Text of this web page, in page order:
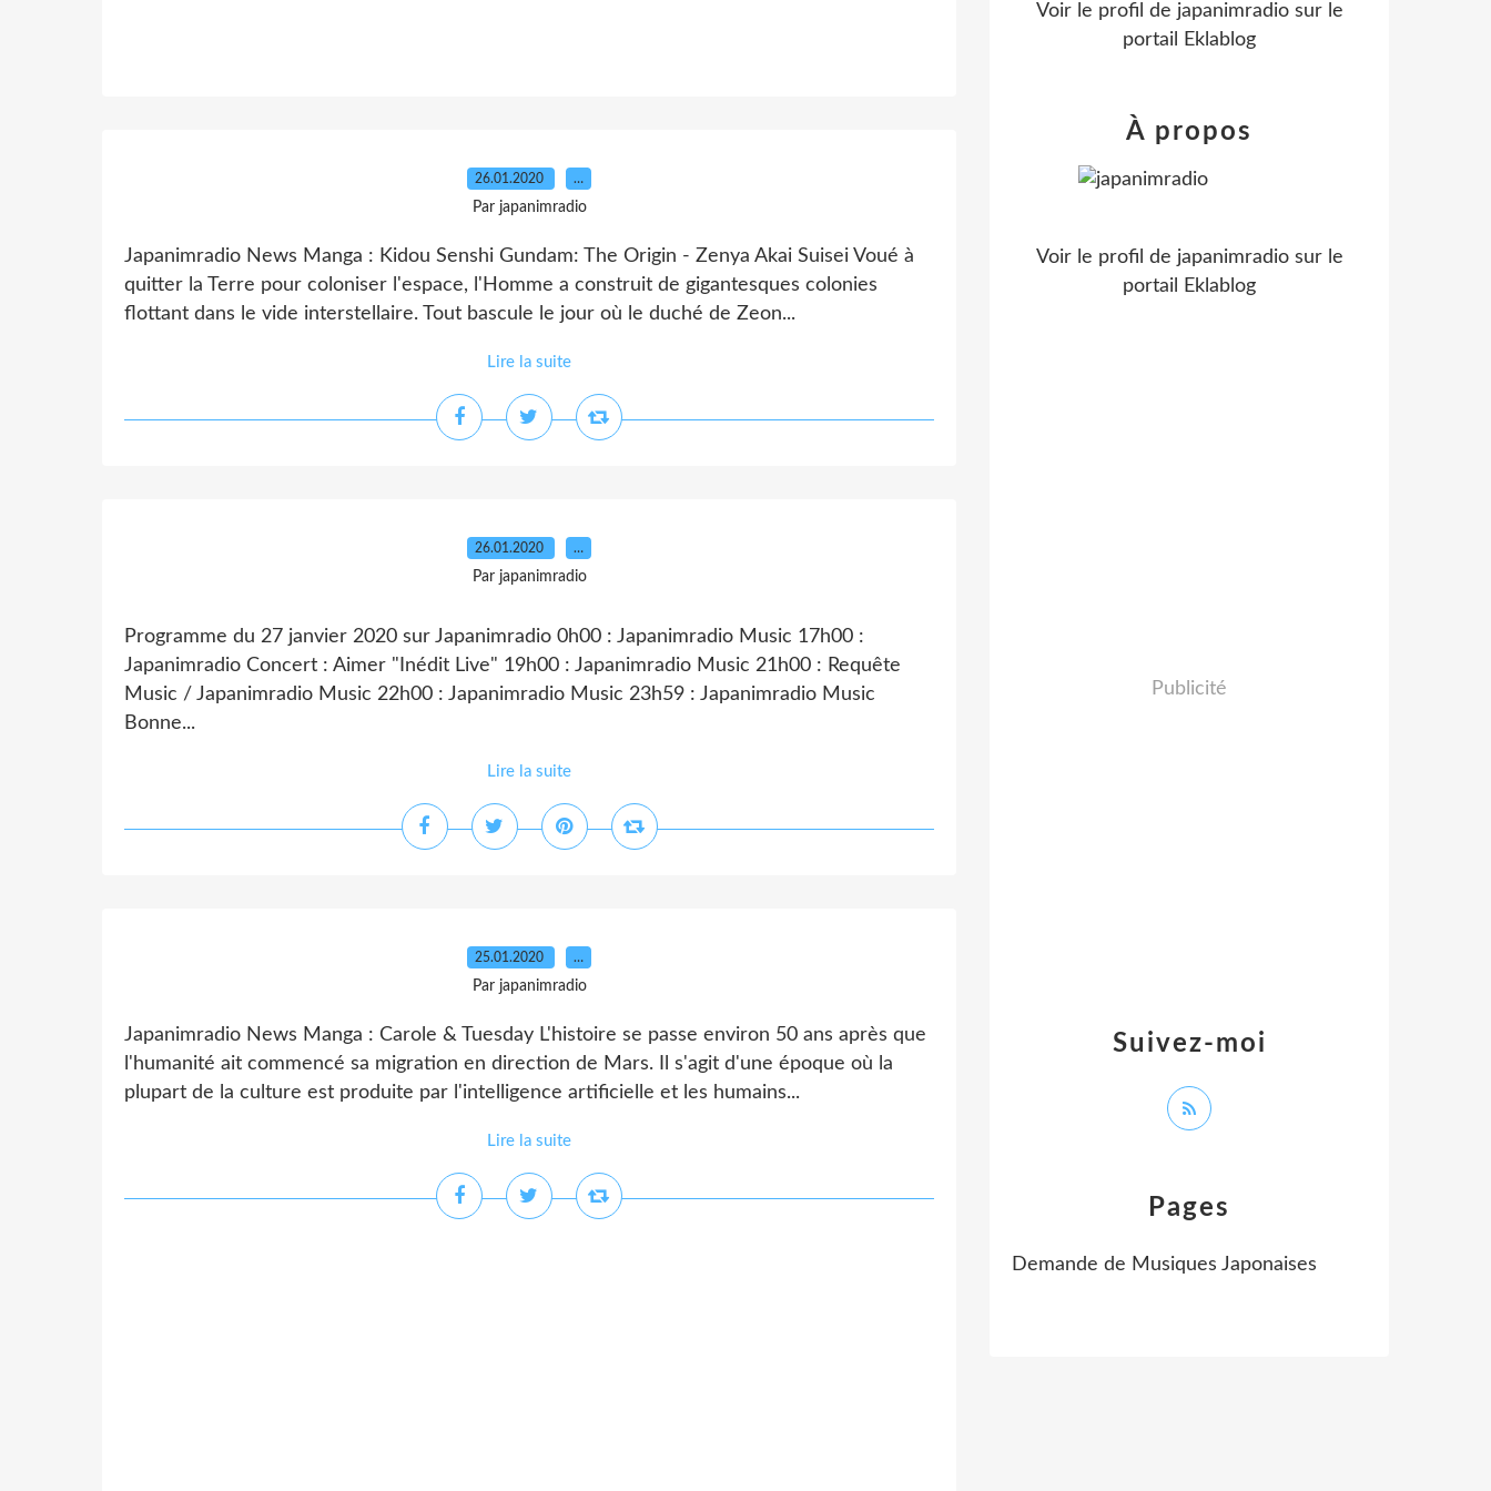
26.01.2020 …
Par japanimradio
Japanimradio News Manga : Kidou Senshi Gundam: The Origin - Zenya Akai Suisei Voué à
quitter la Terre pour coloniser l'espace, l'Homme a construit de gigantesques colonies
flottant dans le vide interstellaire. Tout bascule le jour où le duché de Zeon...
Lire la suite
26.01.2020 …
Par japanimradio
Programme du 27 janvier 2020 sur Japanimradio 0h00 : Japanimradio Music 17h00 :
Japanimradio Concert : Aimer "Inédit Live" 19h00 : Japanimradio Music 21h00 : Requête
Music / Japanimradio Music 22h00 : Japanimradio Music 23h59 : Japanimradio Music
Bonne...
Lire la suite
25.01.2020 …
Par japanimradio
Japanimradio News Manga : Carole & Tuesday L'histoire se passe environ 50 ans après que
l'humanité ait commencé sa migration en direction de Mars. Il s'agit d'une époque où la
plupart de la culture est produite par l'intelligence artificielle et les humains...
Lire la suite
Pages
Demande de Musiques Japonaises
Voir le profil de japanimradiosur le
portail Eklablog
Suivez-moi
À propos
Voir le profil de japanimradiosur le
portail Eklablog
Publicité